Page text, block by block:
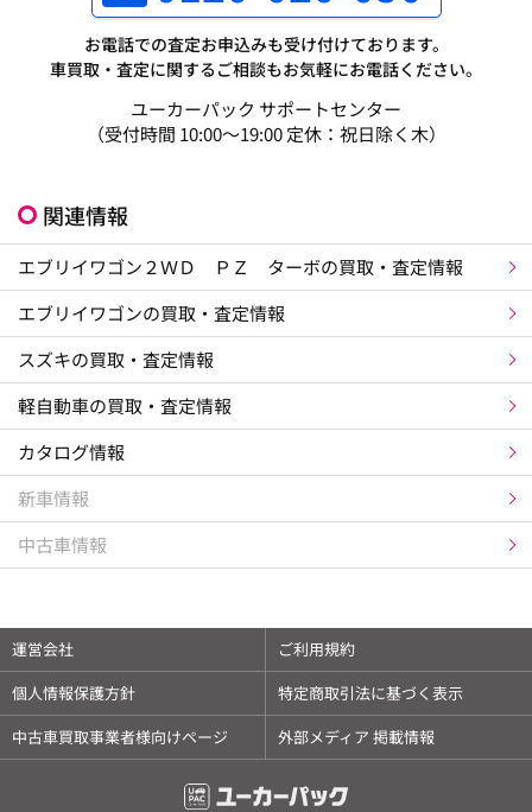
お電話での査定お申込みも受け付けております。
車買取・査定に関するご相談もお気軽にお電話ください。
ユーカーパック サポートセンター
（受付時間 10:00～19:00 定休：祝日除く木）
関連情報
エブリイワゴン２ＷＤ ＰＺ ターボの買取・査定情報
エブリイワゴンの買取・査定情報
スズキの買取・査定情報
軽自動車の買取・査定情報
カタログ情報
新車情報
中古車情報
運営会社
ご利用規約
個人情報保護方針
特定商取引法に基づく表示
中古車買取事業者様向けページ
外部メディア 掲載情報